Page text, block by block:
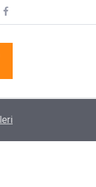
Otu Hasadı Başladı